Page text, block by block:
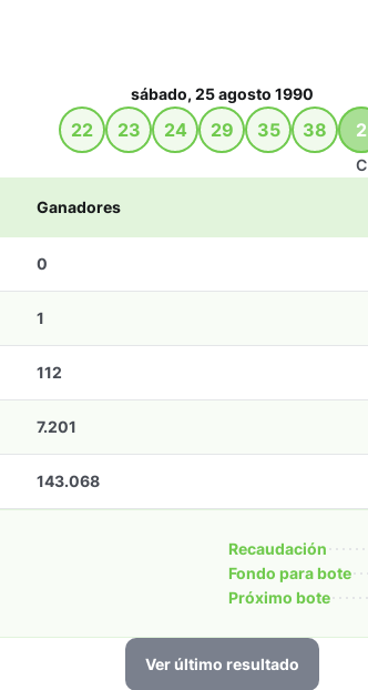
sábado, 25 agosto 1990
22 23 24 29 35 38 2
C
Ganadores
0
1
112
7.201
143.068
Recaudación
Fondo para bote
Próximo bote
Ver último resultado